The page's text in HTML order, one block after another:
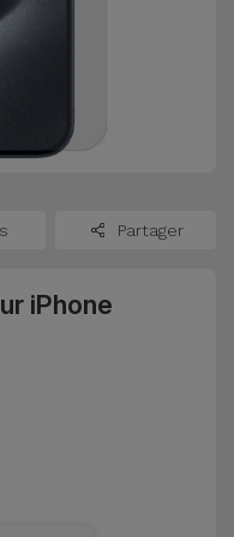
Partager
iPhone